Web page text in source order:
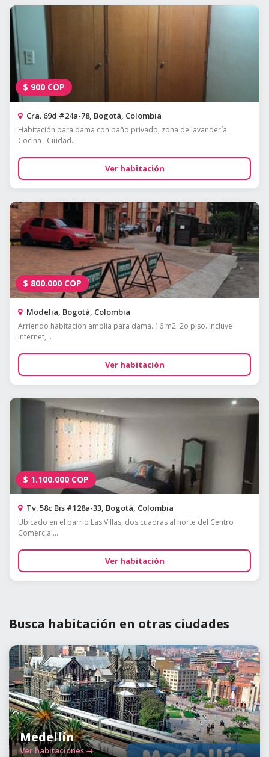
$ 900 COP
Cra. 69d #24a-78, Bogotá, Colombia
Habitación para dama con baño privado, zona de lavandería.
Cocina , Ciudad...
Ver habitación
$ 800.000 COP
Modelia, Bogotá, Colombia
Arriendo habitacion amplia para dama. 16 m2. 2o piso. Incluye
internet,...
Ver habitación
$ 1.100.000 COP
Tv. 58c Bis #128a-33, Bogotá, Colombia
Ubicado en el barrio Las Villas, dos cuadras al norte del Centro
Comercial...
Ver habitación
Busca habitación en otras ciudades
Medellín
Ver habitaciones →